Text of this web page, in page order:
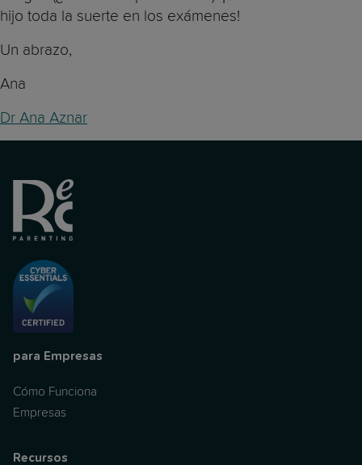
hijo toda la suerte en los exámenes!
Un abrazo,
Ana
Dr Ana Aznar
para Empresas
Cómo Funciona
Empresas
Recursos